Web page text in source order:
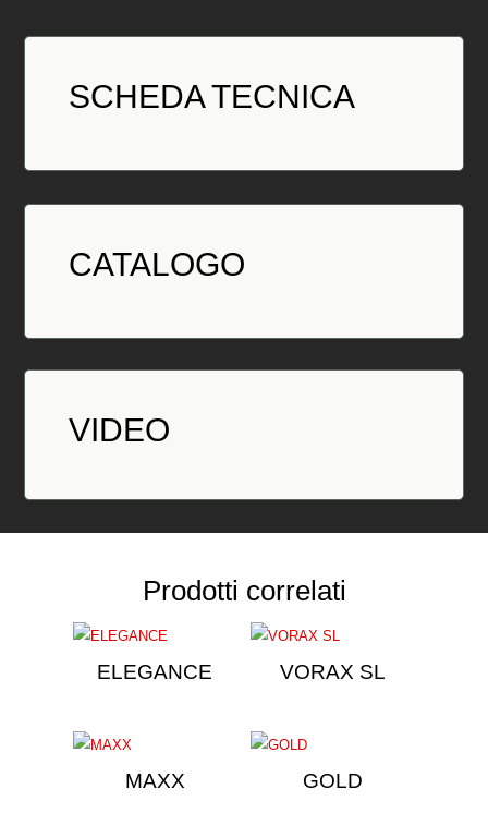
SCHEDA TECNICA
CATALOGO
VIDEO
Prodotti correlati
ELEGANCE VORAX SL
MAXX GOLD